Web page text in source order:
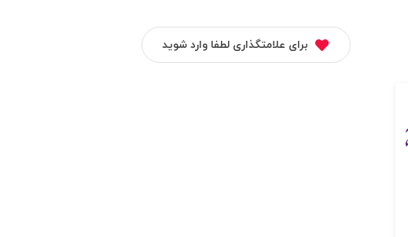
برای علامتگذاری لطفا وارد شوید